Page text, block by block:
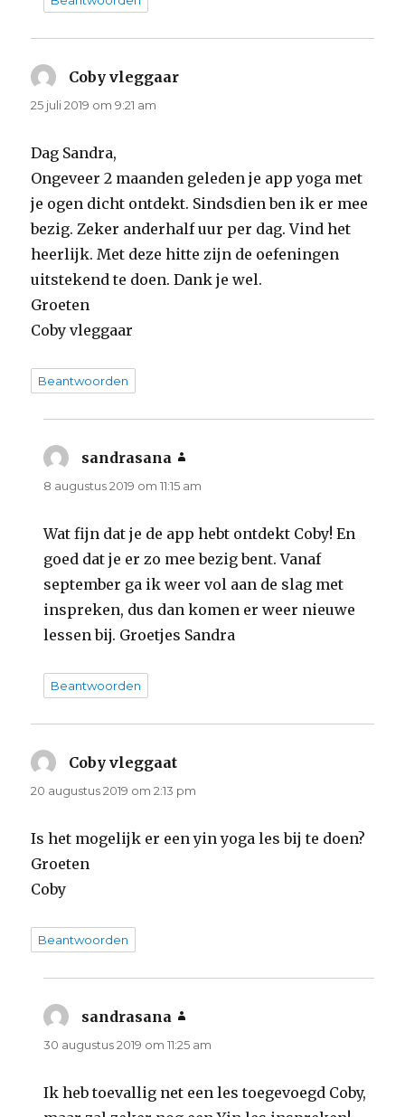
Coby vleggaar
25 juli 2019 om 9:21 am
Dag Sandra,
Ongeveer 2 maanden geleden je app yoga met
je ogen dicht ontdekt. Sindsdien ben ik er mee
bezig. Zeker anderhalf uur per dag. Vind het
heerlijk. Met deze hitte zijn de oefeningen
uitstekend te doen. Dank je wel.
Groeten
Coby vleggaar
Beantwoorden
sandrasana
8 augustus 2019 om 11:15 am
Wat fijn dat je de app hebt ontdekt Coby! En
goed dat je er zo mee bezig bent. Vanaf
september ga ik weer vol aan de slag met
inspreken, dus dan komen er weer nieuwe
lessen bij. Groetjes Sandra
Beantwoorden
Coby vleggaat
20 augustus 2019 om 2:13 pm
Is het mogelijk er een yin yoga les bij te doen?
Groeten
Coby
Beantwoorden
sandrasana
30 augustus 2019 om 11:25 am
Ik heb toevallig net een les toegevoegd Coby,